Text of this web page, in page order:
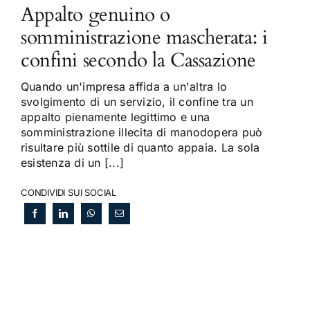
Appalto genuino o
somministrazione mascherata: i
confini secondo la Cassazione
Quando un'impresa affida a un'altra lo
svolgimento di un servizio, il confine tra un
appalto pienamente legittimo e una
somministrazione illecita di manodopera può
risultare più sottile di quanto appaia. La sola
esistenza di un [...]
CONDIVIDI SUI SOCIAL